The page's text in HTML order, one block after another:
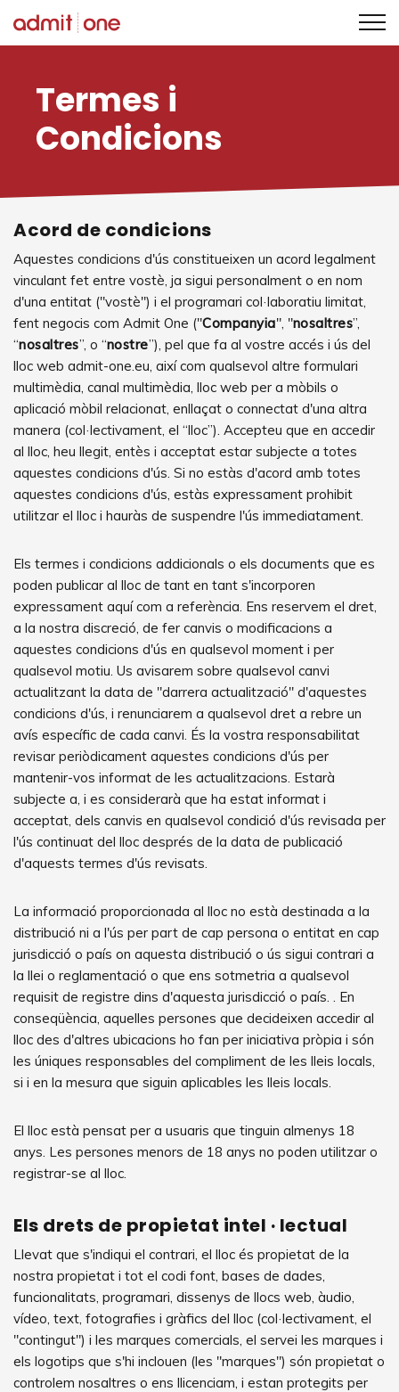
Saltar
contingut
Termes i
Condicions
Acord de condicions
Aquestes condicions d'ús constitueixen un acord legalment
vinculant fet entre vostè, ja sigui personalment o en nom
d'una entitat ("vostè") i el programari col·laboratiu limitat,
fent negocis com Admit One ("Companyia", "nosaltres”,
“nosaltres”, o “nostre”), pel que fa al vostre accés i ús del
lloc web admit-one.eu, així com qualsevol altre formulari
multimèdia, canal multimèdia, lloc web per a mòbils o
aplicació mòbil relacionat, enllaçat o connectat d'una altra
manera (col·lectivament, el “lloc”). Accepteu que en accedir
al lloc, heu llegit, entès i acceptat estar subjecte a totes
aquestes condicions d'ús. Si no estàs d'acord amb totes
aquestes condicions d'ús, estàs expressament prohibit
utilitzar el lloc i hauràs de suspendre l'ús immediatament.
Els termes i condicions addicionals o els documents que es
poden publicar al lloc de tant en tant s'incorporen
expressament aquí com a referència. Ens reservem el dret,
a la nostra discreció, de fer canvis o modificacions a
aquestes condicions d'ús en qualsevol moment i per
qualsevol motiu. Us avisarem sobre qualsevol canvi
actualitzant la data de "darrera actualització" d'aquestes
condicions d'ús, i renunciarem a qualsevol dret a rebre un
avís específic de cada canvi. És la vostra responsabilitat
revisar periòdicament aquestes condicions d'ús per
mantenir-vos informat de les actualitzacions. Estarà
subjecte a, i es considerarà que ha estat informat i
acceptat, dels canvis en qualsevol condició d'ús revisada per
l'ús continuat del lloc després de la data de publicació
d'aquests termes d'ús revisats.
La informació proporcionada al lloc no està destinada a la
distribució ni a l'ús per part de cap persona o entitat en cap
jurisdicció o país on aquesta distribució o ús sigui contrari a
la llei o reglamentació o que ens sotmetria a qualsevol
requisit de registre dins d'aquesta jurisdicció o país. . En
conseqüència, aquelles persones que decideixen accedir al
lloc des d'altres ubicacions ho fan per iniciativa pròpia i són
les úniques responsables del compliment de les lleis locals,
si i en la mesura que siguin aplicables les lleis locals.
El lloc està pensat per a usuaris que tinguin almenys 18
anys. Les persones menors de 18 anys no poden utilitzar o
registrar-se al lloc.
Els drets de propietat intel · lectual
Llevat que s'indiqui el contrari, el lloc és propietat de la
nostra propietat i tot el codi font, bases de dades,
funcionalitats, programari, dissenys de llocs web, àudio,
vídeo, text, fotografies i gràfics del lloc (col·lectivament, el
"contingut") i les marques comercials, el servei les marques i
els logotips que s'hi inclouen (les "marques") són propietat o
controlem nosaltres o ens llicenciam, i estan protegits per